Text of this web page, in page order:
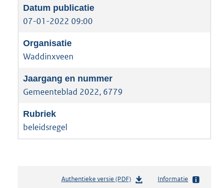
07-01-2022 09:00
Waddinxveen
Gemeenteblad 2022, 6779
beleidsregel
Authentieke versie (PDF)b
Informatie